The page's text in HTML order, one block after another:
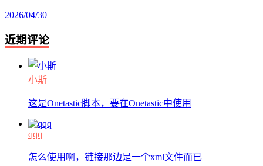
2026/04/30
近期评论
小斯
这是Onetastic脚本，要在Onetastic中使用
qqq
怎么使用啊，链接那边是一个xml文件而已